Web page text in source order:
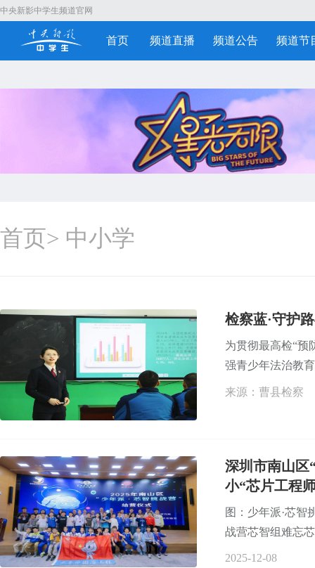
中央新影中学生频道官网
首页 频道直播 频道公告 频道节
首页> 中小学
检察蓝·守护
为贯彻最高检“预
强青少年法治教
来源：曹县检察
深圳市南山区
小“芯片工程
图：少年派·芯智
战营芯智组难忘
2025-12-08